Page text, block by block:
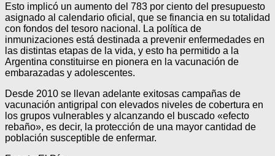
Esto implicó un aumento del 783 por ciento del presupuesto
asignado al calendario oficial, que se financia en su totalidad
con fondos del tesoro nacional. La política de
inmunizaciones está destinada a prevenir enfermedades en
las distintas etapas de la vida, y esto ha permitido a la
Argentina constituirse en pionera en la vacunación de
embarazadas y adolescentes.
Desde 2010 se llevan adelante exitosas campañas de
vacunación antigripal con elevados niveles de cobertura en
los grupos vulnerables y alcanzando el buscado «efecto
rebaño», es decir, la protección de una mayor cantidad de
población susceptible de enfermar.